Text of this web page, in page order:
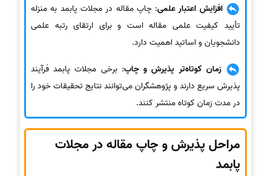
افزایش اعتبار علمی: چاپ مقاله در مجلات پابمد به منزله
تأیید کیفیت علمی مقاله است و برای ارتقای رتبه علمی
دانشجویان و اساتید اهمیت دارد.
زمان کوتاه‌تر پذیرش و چاپ: برخی مجلات پابمد فرآیند
پذیرش سریع دارند و پژوهشگران می‌توانند نتایج تحقیقات خود را
در مدت زمان کوتاه منتشر کنند.
مراحل پذیرش و چاپ مقاله در مجلات
پابمد